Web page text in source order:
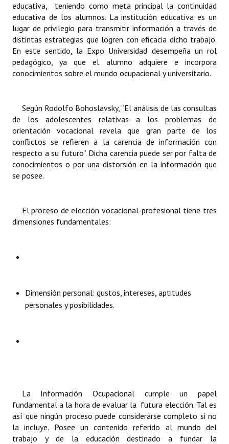
DOCUMENTOS
Informes de Gestión
Proyectos Presentados
Dictámenes Asesoría Letrada
Informes de Unidad Coordinadora
Ejecución Presupuestaria
Actas de Audiencias Públicas
NORMATIVA
Declaraciones
INSTITUCIONAL
Antiguos Pobladores
Premio al Mérito - Registro
Audiencias Públicas - Registro
Mujeres que Dejaron Huellas - Registro
educativa, teniendo como meta principal la continuidad
educativa de los alumnos. La institución educativa es un
lugar de privilegio para transmitir información a través de
distintas estrategias que logren con eficacia dicho trabajo.
En este sentido, la Expo Universidad desempeña un rol
pedagógico, ya que el alumno adquiere e incorpora
conocimientos sobre el mundo ocupacional y universitario.
Según Rodolfo Bohoslavsky, “El análisis de las consultas
de los adolescentes relativas a los problemas de
orientación vocacional revela que gran parte de los
conflictos se refieren a la carencia de información con
respecto a su futuro”. Dicha carencia puede ser por falta de
conocimientos o por una distorsión en la información que
se posee.
El proceso de elección vocacional-profesional tiene tres
dimensiones fundamentales:
Dimensión personal: gustos, intereses, aptitudes
personales y posibilidades.
La Información Ocupacional cumple un papel
fundamental a la hora de evaluar la futura elección. Tal es
así que ningún proceso puede considerarse completo si no
la incluye. Posee un contenido referido al mundo del
trabajo y de la educación destinado a fundar la